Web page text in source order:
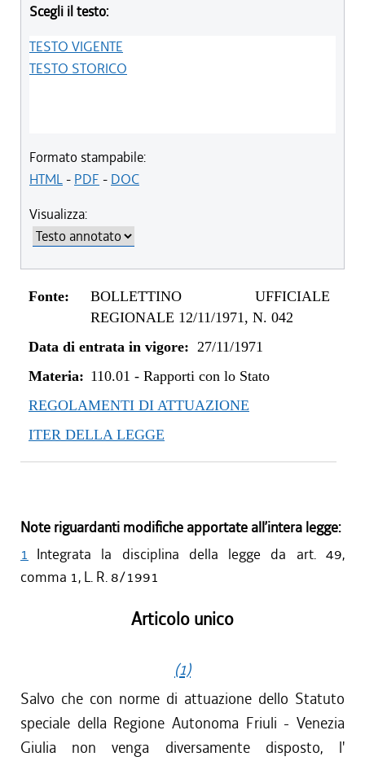
Scegli il testo:
TESTO VIGENTE
TESTO STORICO
Formato stampabile:
HTML- PDF - DOC
Visualizza:
Fonte:
BOLLETTINO UFFICIALE
REGIONALE 12/11/1971, N. 042
Data di entrata in vigore: 27/11/1971
Materia: 110.01 - Rapporti con lo Stato
REGOLAMENTI DI ATTUAZIONE
ITER DELLA LEGGE
Note riguardanti modifiche apportate all’intera legge:
1 Integrata la disciplina della legge da art. 49,
comma 1, L. R. 8/1991
Articolo unico
(1)
Salvo che con norme di attuazione dello Statuto
speciale della Regione Autonoma Friuli - Venezia
Giulia non venga diversamente disposto, l'